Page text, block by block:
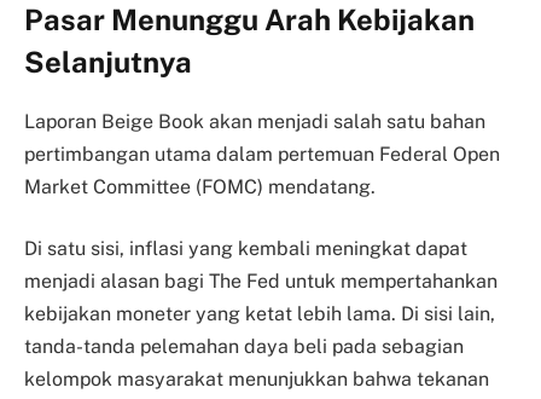
Pasar Menunggu Arah Kebijakan
Selanjutnya
Laporan Beige Book akan menjadi salah satu bahan
pertimbangan utama dalam pertemuan Federal Open
Market Committee (FOMC) mendatang.
Di satu sisi, inflasi yang kembali meningkat dapat
menjadi alasan bagi The Fed untuk mempertahankan
kebijakan moneter yang ketat lebih lama. Di sisi lain,
tanda-tanda pelemahan daya beli pada sebagian
kelompok masyarakat menunjukkan bahwa tekanan